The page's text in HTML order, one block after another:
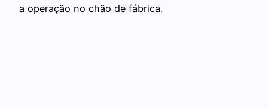
a operação no chão de fábrica.